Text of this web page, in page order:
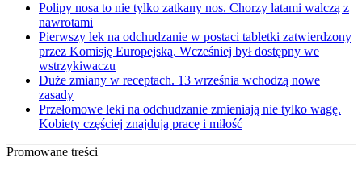
Polipy nosa to nie tylko zatkany nos. Chorzy latami walczą z
nawrotami
Pierwszy lek na odchudzanie w postaci tabletki zatwierdzony
przez Komisję Europejską. Wcześniej był dostępny we
wstrzykiwaczu
Duże zmiany w receptach. 13 września wchodzą nowe
zasady
Przełomowe leki na odchudzanie zmieniają nie tylko wagę.
Kobiety częściej znajdują pracę i miłość
Promowane treści